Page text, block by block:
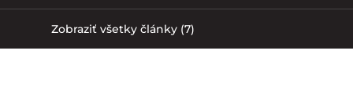
Zobraziť všetky články (7)